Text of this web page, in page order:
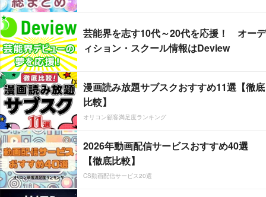
芸能界を志す10代～20代を応援！ オーデ
ィション・スクール情報はDeview
漫画読み放題サブスクおすすめ11選【徹底
比較】
オリコン顧客満足度ランキング
2026年動画配信サービスおすすめ40選
【徹底比較】
CS動画配信サービス20選